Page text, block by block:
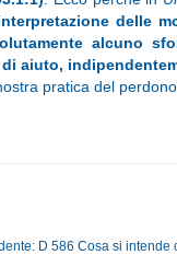
delle
alcuno
aiuto,
pratica del perdono.
D 586 Cosa si